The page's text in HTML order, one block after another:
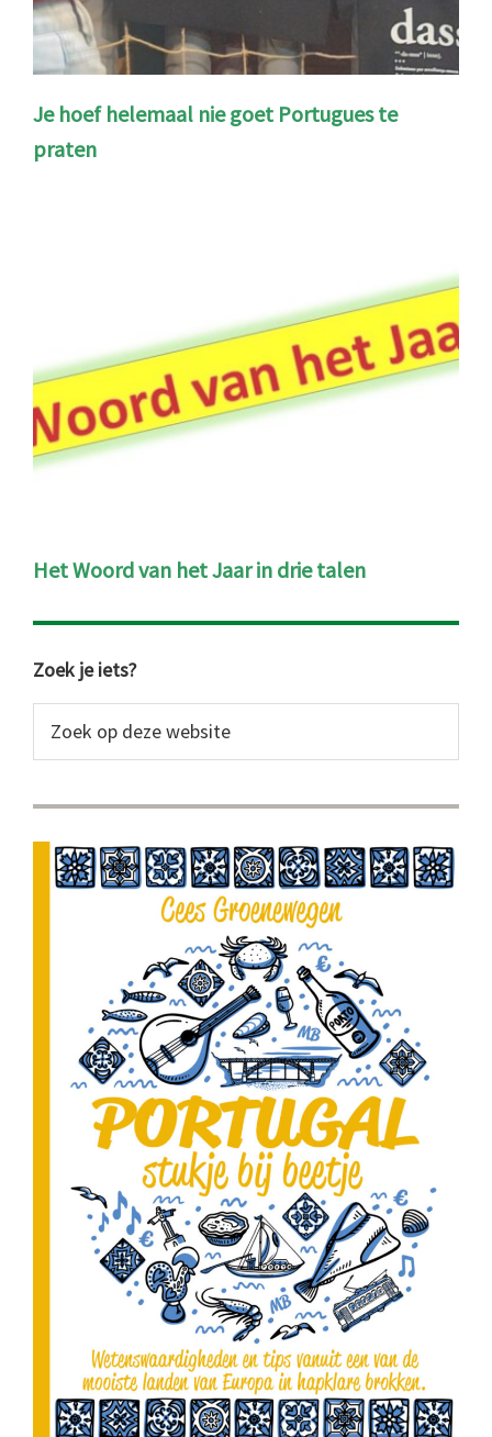
Je hoef helemaal nie goet Portugues te
praten
Het Woord van het Jaar in drie talen
Primaire
Sidebar
Zoek je iets?
op
website